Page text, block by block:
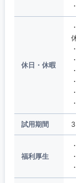
休日・休暇
試用期間
福利厚生